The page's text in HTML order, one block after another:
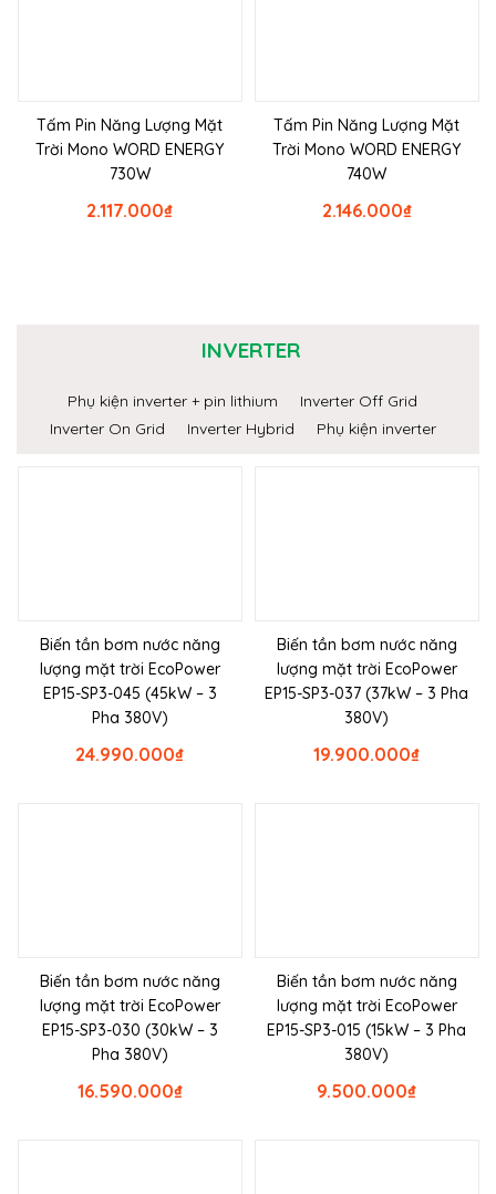
Tấm Pin Năng Lượng Mặt
Trời Mono WORD ENERGY
730W
₫
2.117.000
Tấm Pin Năng Lượng Mặt
Trời Mono WORD ENERGY
740W
₫
2.146.000
INVERTER
Phụ kiện inverter + pin lithium
Inverter Off Grid
Inverter On Grid
Inverter Hybrid Phụ kiện inverter
Biến tần bơm nước năng
lượng mặt trời EcoPower
EP15-SP3-045 (45kW – 3
Pha 380V)
₫
24.990.000
Biến tần bơm nước năng
lượng mặt trời EcoPower
EP15-SP3-037 (37kW – 3 Pha
380V)
₫
19.900.000
Biến tần bơm nước năng
lượng mặt trời EcoPower
EP15-SP3-030 (30kW – 3
Pha 380V)
₫
16.590.000
Biến tần bơm nước năng
lượng mặt trời EcoPower
EP15-SP3-015 (15kW – 3 Pha
380V)
₫
9.500.000